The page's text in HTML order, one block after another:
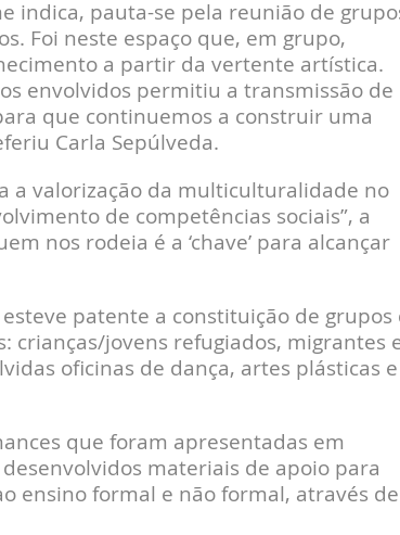
indica, pauta-se pela reunião de
Foi neste espaço que, em grupo,
a partir da vertente artística.
envolvidos permitiu a transmissão de
que continuemos a construir uma
Carla Sepúlveda.
a valorização da multiculturalidade no
de competências sociais”, a
nos rodeia é a ‘chave’ para alcançar
patente a constituição de grupos
crianças/jovens refugiados, migrantes
oficinas de dança, artes plásticas e
que foram apresentadas em
materiais de apoio para
ensino formal e não formal, através de